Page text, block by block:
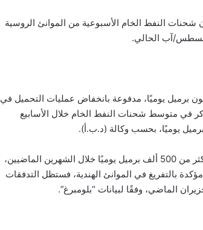
أن شحنات النفط الخام الأسبوعية من الموانئ الروسية
التدفقات إلى أدنى مستوى لها في أربعة أسابيع عند 2.72 مليون برميل يوميًا، مدفوعة بانخفاض عمليات التحميل في
في متوسط شحنات النفط الخام خلال الأسابيع
في الوقت نفسه، انخفضت شحنات الخام الروسي المتجهة إلى الهند بأكثر من 500 ألف برميل يوميًا خلال الشهرين الماضيين،
بالتفريغ في الموانئ الهندية، فستظل التدفقات